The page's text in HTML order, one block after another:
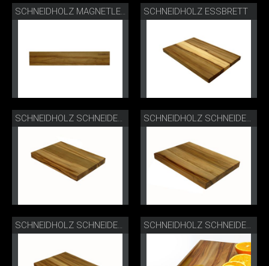
SCHNEIDHOLZ MAGNETLEISTE KURZ SCHNEIDHOLZ ESSBRETT
SCHNEIDHOLZ SCHNEIDEBRETT S SCHNEIDHOLZ SCHNEIDEBRETT M
SCHNEIDHOLZ SCHNEIDEBRETT L SCHNEIDHOLZ SCHNEIDEBRETT L LIFESTYLE